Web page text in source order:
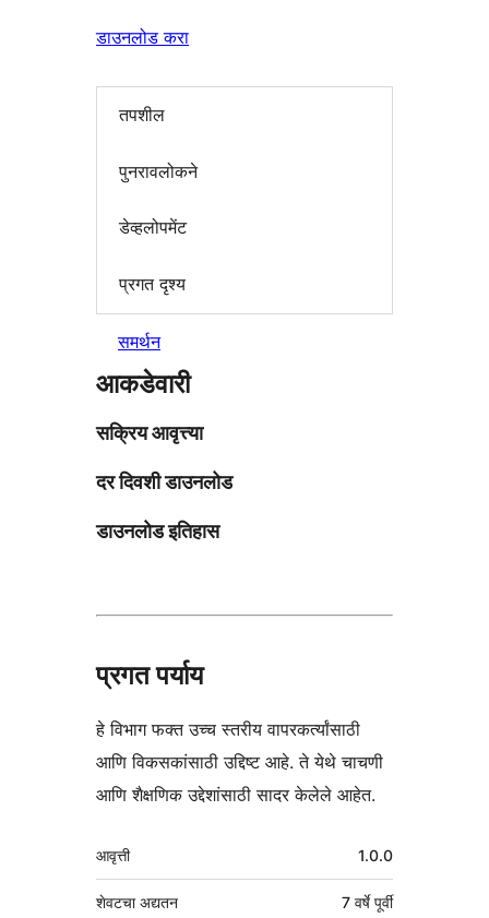
डाउनलोड करा
तपशील
पुनरावलोकने
डेव्हलोपमेंट
प्रगत दृश्य
समर्थन
आकडेवारी
सक्रिय आवृत्त्या
दर दिवशी डाउनलोड
डाउनलोड इतिहास
प्रगत पर्याय
हे विभाग फक्त उच्च स्तरीय वापरकर्त्यांसाठी
आणि विकसकांसाठी उद्दिष्ट आहे. ते येथे चाचणी
आणि शैक्षणिक उद्देशांसाठी सादर केलेले आहेत.
मेटा
आवृत्ती 1.0.0
शेवटचा अद्यतन 7 वर्षेपूर्वी